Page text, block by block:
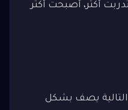
أكثر، أصبحت أكثر
التالية يصف بشكل